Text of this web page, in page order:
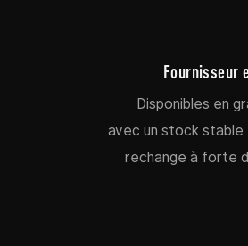
Fournisseur
Disponibles en
avec un stock
rechange à forte